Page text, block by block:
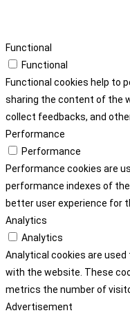
Functional
Functional
Functional cookies help to
sharing the content of the
collect feedbacks, and
Performance
Performance
Performance cookies are
performance indexes of
better user experience for
Analytics
Analytics
Analytical cookies are
with the website. These
metrics the number of
Advertisement